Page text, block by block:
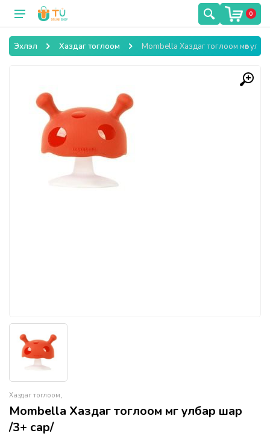
0
Эхлэл Хаздаг тоглоом Mombella Хаздаг тоглоом мөөг
Хаздаг тоглоом,
Mombella Хаздаг тоглоом мөөг улбар шар
/3+ сар/